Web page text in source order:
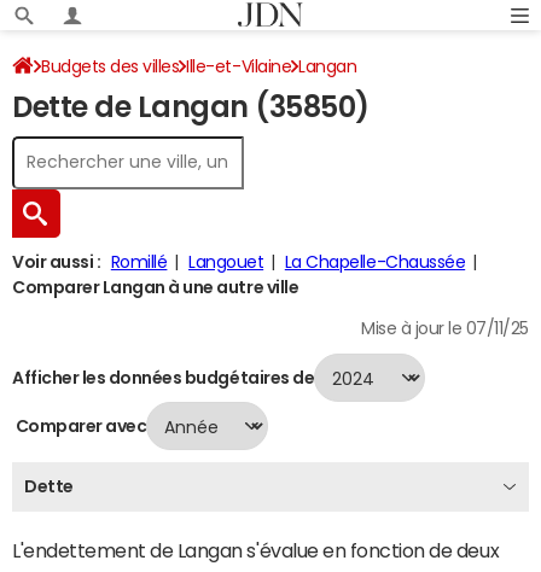
Budgets des villes Ille-et-Vilaine Langan
Dette au 31/12/2024
Dette de Langan (35850)
Voir aussi : Romillé Langouet
La Chapelle-Chaussée
Comparer Langan à une autre ville
Mise à jour le 07/11/25
Afficher les données budgétaires de
Comparer avec
Dette
L'endettement de Langan s'évalue en fonction de deux